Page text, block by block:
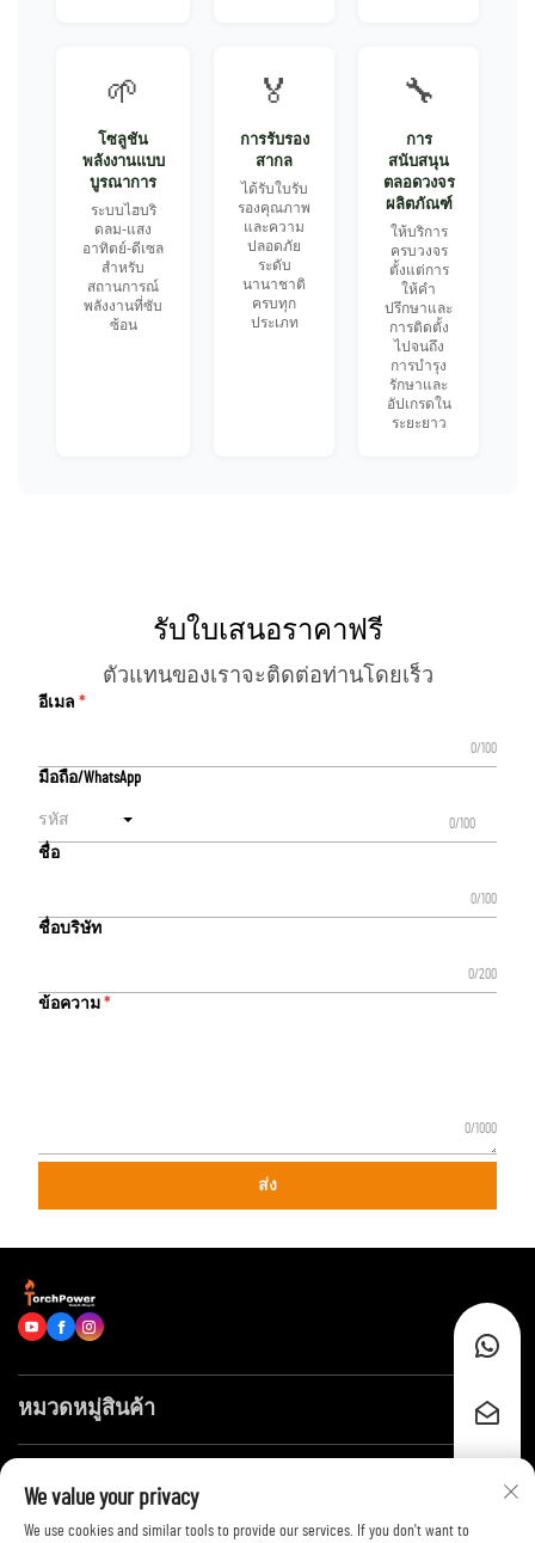
🌱
โซลูชัน
พลังงานแบบ
บูรณาการ
ระบบไฮบริ
ดลม-แสง
อาทิตย์-ดีเซล
สำหรับ
สถานการณ์
พลังงานที่ซับ
ซ้อน
🏅
การรับรอง
สากล
ได้รับใบรับ
รองคุณภาพ
และความ
ปลอดภัย
ระดับ
นานาชาติ
ครบทุก
ประเภท
🔧
การ
สนับสนุน
ตลอดวงจร
ผลิตภัณฑ์
ให้บริการ
ครบวงจร
ตั้งแต่การ
ให้คำ
ปรึกษาและ
การติดตั้ง
ไปจนถึง
การบำรุง
รักษาและ
อัปเกรดใน
ระยะยาว
รับใบเสนอราคาฟรี
ตัวแทนของเราจะติดต่อท่านโดยเร็ว
อีเมล
0/100
มือถือ/WhatsApp
รหัส 0/100
ชื่อ
0/100
ชื่อบริษัท
0/200
ข้อความ
0/1000
ส่ง
หมวดหมู่สินค้า
We value your privacy
We use cookies and similar tools to provide our services. If you don't want to